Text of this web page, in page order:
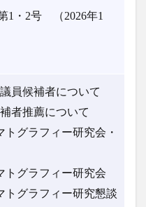
1・2号 （2026年1
員候補者について
者推薦について
トグラフィー研究会・
トグラフィー研究会
トグラフィー研究懇談